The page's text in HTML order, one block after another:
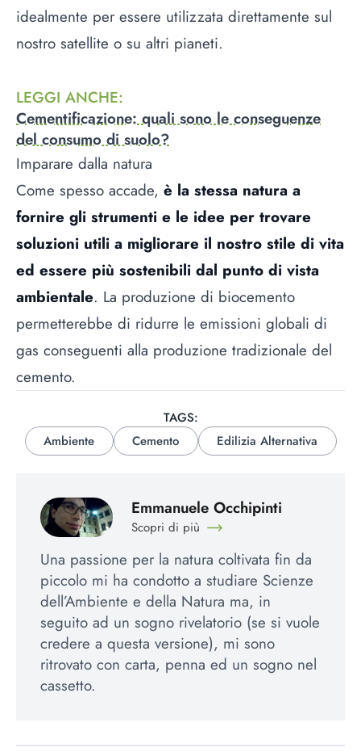
idealmente per essere utilizzata direttamente sul
nostro satellite o su altri pianeti.
LEGGI ANCHE:
Cementificazione: quali sono le conseguenze
del consumo di suolo?
Imparare dalla natura
Come spesso accade, è la stessa natura a
fornire gli strumenti e le idee per trovare
soluzioni utili a migliorare il nostro stile di vita
ed essere più sostenibili dal punto di vista
ambientale. La produzione di biocemento
permetterebbe di ridurre le emissioni globali di
gas conseguenti alla produzione tradizionale del
cemento.
TAGS:
Ambiente
Cemento Edilizia Alternativa
Emmanuele Occhipinti
Scopri di più
Una passione per la natura coltivata fin da
piccolo mi ha condotto a studiare Scienze
dell’Ambiente e della Natura ma, in
seguito ad un sogno rivelatorio (se si vuole
credere a questa versione), mi sono
ritrovato con carta, penna ed un sogno nel
cassetto.